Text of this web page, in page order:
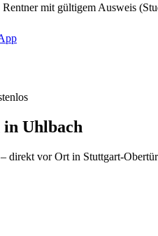
mit gültigem Ausweis
in Uhlbach
direkt vor Ort in Stuttgart-